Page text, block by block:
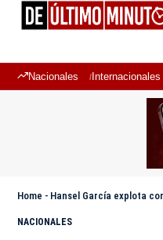
Nacionales Internacionales
Home - Hansel García explota
NACIONALES